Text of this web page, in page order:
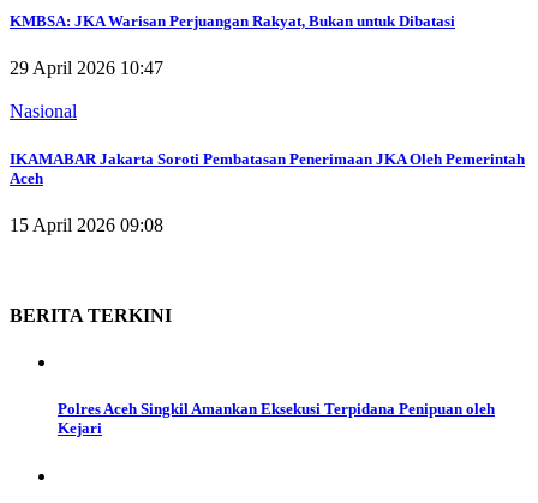
KMBSA: JKA Warisan Perjuangan Rakyat, Bukan untuk Dibatasi
29 April 2026 10:47
Nasional
IKAMABAR Jakarta Soroti Pembatasan Penerimaan JKA Oleh Pemerintah
Aceh
15 April 2026 09:08
BERITA TERKINI
Polres Aceh Singkil Amankan Eksekusi Terpidana Penipuan oleh
Kejari